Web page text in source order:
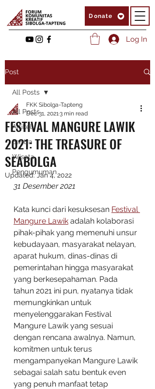
Donate
Log In
Post
All Posts
Artikel
Sastra
Wisata
Pengumuman
All Posts
FESTIVAL MANGURE LAWIK
2021: THE TREASURE OF
SEABOLGA
FKK Sibolga-Tapteng
Dec 31, 20213 min read
Updated: Jan 4, 2022
31 Desember 2021
Kata kunci dari kesuksesan Festival
Mangure Lawik adalah kolaborasi
pihak-pihak yang memenuhi unsur
kebudayaan, masyarakat nelayan,
aparat hukum, dinas-dinas di
pemerintahan hingga masyarakat
yang berkesepahaman. Pada
tahun 2021 ini pun, nyatanya tidak
memungkinkan untuk
menyelenggarakan Festival
Mangure Lawik yang sesuai
dengan rencana awalnya. Namun,
komitmen untuk terus
mengampanyekan Mangure Lawik
sebagai salah satu bentuk even
yang penuh manfaat tetap